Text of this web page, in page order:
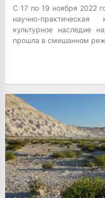
С 17 по 19 ноября 2022
научно-
культурное наследие
прошла в смешанном